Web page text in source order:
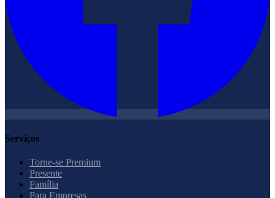
Serviços
Torne-se Premium
Presente
Família
Para Empresas